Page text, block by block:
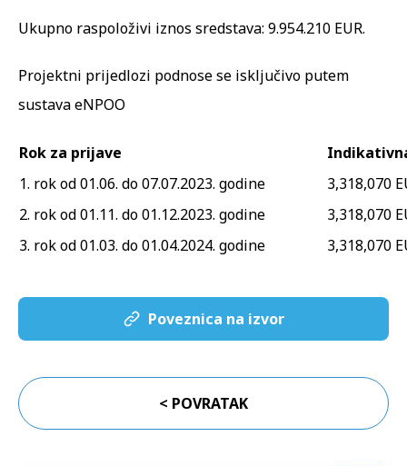
Ukupno raspoloživi iznos sredstava: 9.954.210 EUR.
Projektni prijedlozi podnose se isključivo putem
sustava eNPOO
Rok za prijave
1. rok od 01.06. do 07.07.2023. godine
3,318,070
2. rok od 01.11. do 01.12.2023. godine
3,318,070
3. rok od 01.03. do 01.04.2024. godine
3,318,070
Poveznica na izvor
< POVRATAK